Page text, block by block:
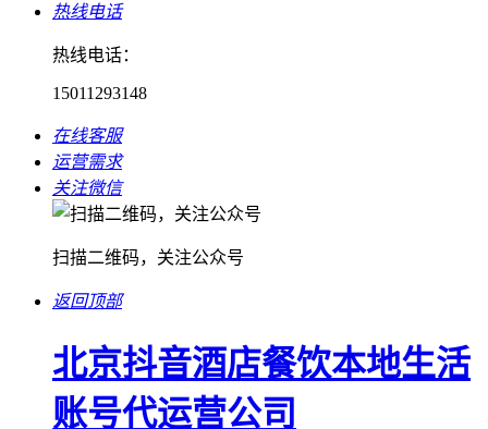
热线电话
热线电话：
15011293148
在线客服
运营需求
关注微信
扫描二维码，关注公众号
返回顶部
北京抖音酒店餐饮本地生活
账号代运营公司